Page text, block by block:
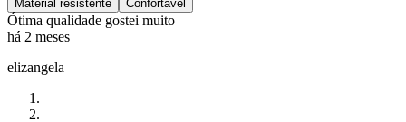
Material resistente
Confortável
Ótima qualidade gostei muito
há 2 meses
elizangela